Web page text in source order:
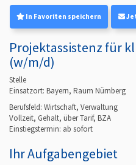
In Favoriten speichern
Projektassistenz für
(w/m/d)
Stelle
Einsatzort: Bayern, Raum Nürnberg
Berufsfeld: Wirtschaft, Verwaltung
Vollzeit, Gehalt, über Tarif, BZA
Einstiegstermin: ab sofort
Ihr Aufgabengebiet